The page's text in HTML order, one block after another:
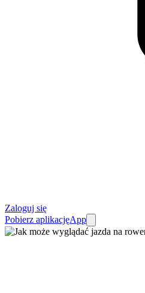
Zaloguj się
Pobierz aplikacjęApp